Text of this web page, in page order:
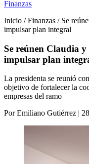
Finanzas
Inicio / Finanzas / Se
impulsar plan integral
Se reúnen Claudia
impulsar plan
La presidenta se reunió
objetivo de fortalecer la
empresas del ramo
Por Emiliano Gutiérrez |